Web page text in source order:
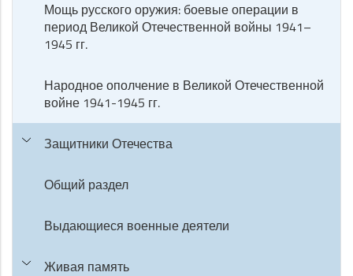
Мощь русского оружия: боевые операции в
период Великой Отечественной войны 1941–
1945 гг.
Народное ополчение в Великой Отечественной
войне 1941-1945 гг.
Защитники Отечества
Общий раздел
Выдающиеся военные деятели
Живая память